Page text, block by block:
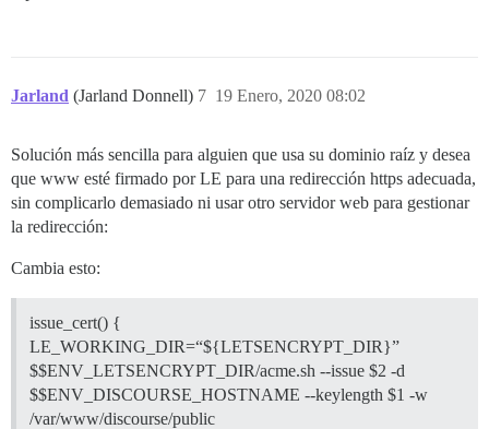
Jarland (Jarland Donnell) 19 Enero, 2020 08:02
7
Solución más sencilla para alguien que usa su dominio raíz y desea
que www esté firmado por LE para una redirección https adecuada,
sin complicarlo demasiado ni usar otro servidor web para gestionar
la redirección:
Cambia esto:
issue_cert() {
LE_WORKING_DIR=“${LETSENCRYPT_DIR}”
$$ENV_LETSENCRYPT_DIR/acme.sh --issue $2 -d
$$ENV_DISCOURSE_HOSTNAME --keylength $1 -w
/var/www/discourse/public